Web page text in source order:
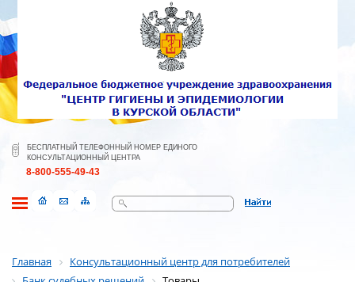
Поиск
БЕСПЛАТНЫЙ ТЕЛЕФОННЫЙ НОМЕР ЕДИНОГО
КОНСУЛЬТАЦИОННЫЙ ЦЕНТРА
8-800-555-49-43
Главная
Консультационный центр для потребителей